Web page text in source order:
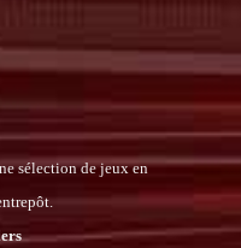
sélection de jeux en